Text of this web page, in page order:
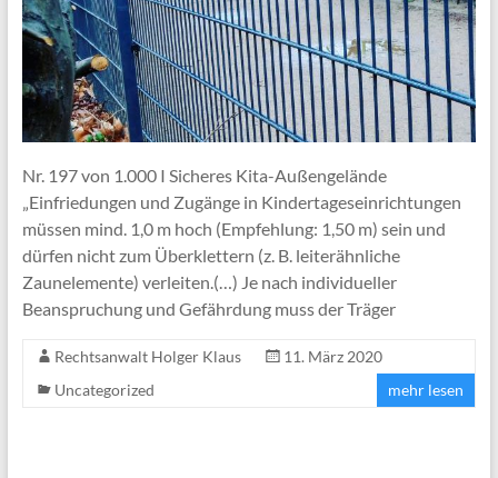
Nr. 197 von 1.000 I Sicheres Kita-Außengelände
„Einfriedungen und Zugänge in Kindertageseinrichtungen
müssen mind. 1,0 m hoch (Empfehlung: 1,50 m) sein und
dürfen nicht zum Überklettern (z. B. leiterähnliche
Zaunelemente) verleiten.(…) Je nach individueller
Beanspruchung und Gefährdung muss der Träger
Rechtsanwalt Holger Klaus
11. März 2020
Uncategorized
mehr lesen